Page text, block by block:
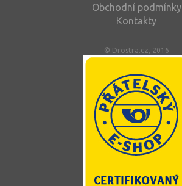
Obchodní podmínky
Kontakty
© Drostra.cz, 2016